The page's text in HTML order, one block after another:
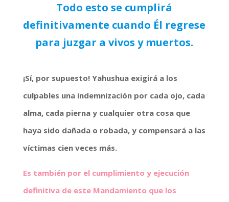
Todo esto se cumplirá
definitivamente cuando Él regrese
para juzgar a vivos y muertos.
¡Sí, por supuesto! Yahushua exigirá a los
culpables una indemnización por cada ojo, cada
alma, cada pierna y cualquier otra cosa que
haya sido dañada o robada, y compensará a las
víctimas cien veces más.
Es también por el cumplimiento y ejecución
definitiva de este Mandamiento que los